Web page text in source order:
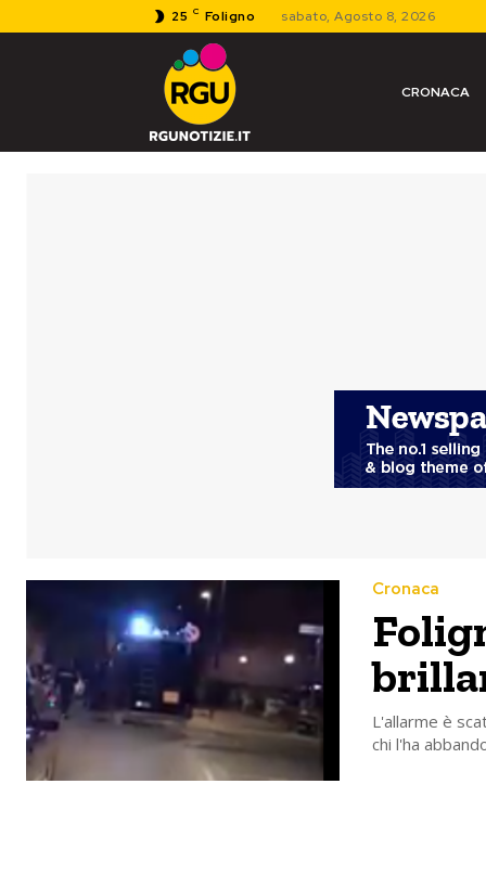
25 C Foligno sabato, Agosto 8, 2026
CRONACA
Cronaca
L'allarme è
chi l'ha